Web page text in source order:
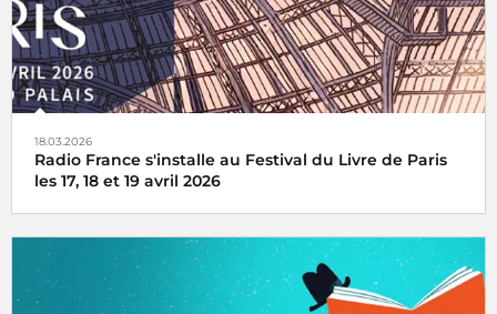
18.03.2026
Radio France s'installe au Festival du Livre de Paris
les 17, 18 et 19 avril 2026
Radio France, premier média du livre, fait la part belle à la
littérature et installe son studio au Grand Palais lors du